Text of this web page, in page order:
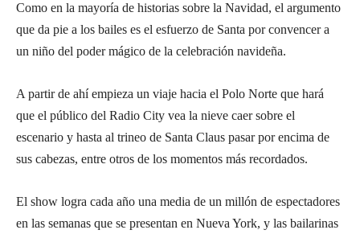
Como en la mayoría de historias sobre la Navidad, el argumento
que da pie a los bailes es el esfuerzo de Santa por convencer a
un niño del poder mágico de la celebración navideña.
A partir de ahí empieza un viaje hacia el Polo Norte que hará
que el público del Radio City vea la nieve caer sobre el
escenario y hasta al trineo de Santa Claus pasar por encima de
sus cabezas, entre otros de los momentos más recordados.
El show logra cada año una media de un millón de espectadores
en las semanas que se presentan en Nueva York, y las bailarinas